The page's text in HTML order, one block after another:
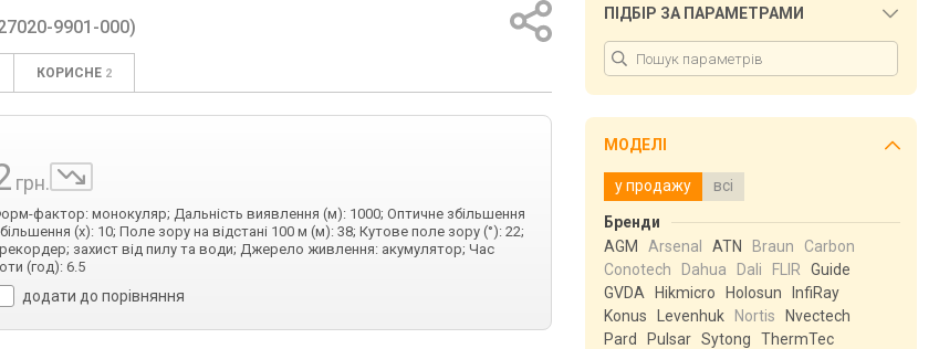
9901-000)
КОРИСНЕ 2
грн.
фактор: монокуляр; Дальність виявлення (м): 1000; Оптичне збільшення
(x): 10; Поле зору на відстані 100 м (м): 38; Кутове поле зору (°): 22;
захист від пилу та води; Джерело живлення: акумулятор; Час
(год): 6.5
додати до порівняння
ПІДБІР ЗА ПАРАМЕТРАМИ
МОДЕЛІ
у продажу всі
Бренди
AGM
Arsenal ATN Braun
Carbon
Conotech
Dahua Dali FLIR
Guide
GVDA
Hikmicro Holosun
InfiRay
Konus
Levenhuk Nortis
Nvectech
Pard
Pulsar Sytong
ThermTec